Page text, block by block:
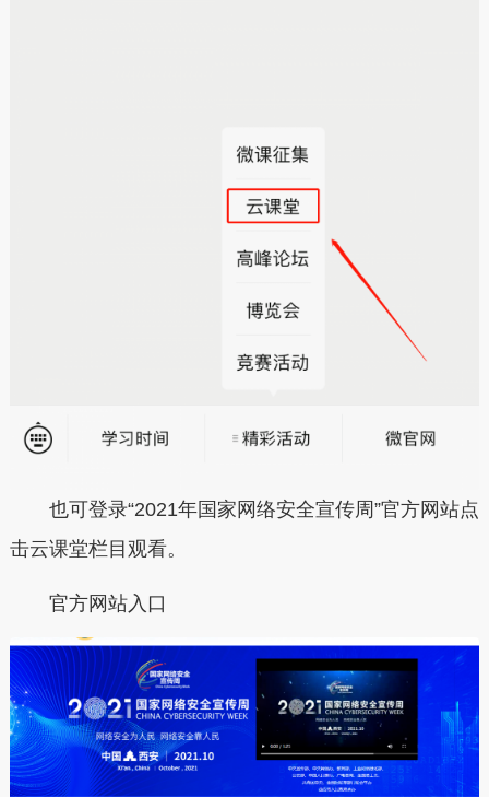
也可登录“2021年国家网络安全宣传周”官方网站点
击云课堂栏目观看。
官方网站入口